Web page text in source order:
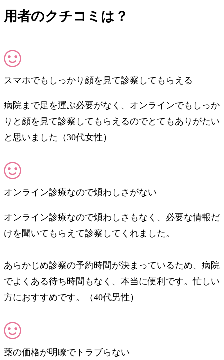
用者のクチコミは？
スマホでもしっかり顔を見て診察してもらえる
病院まで足を運ぶ必要がなく、オンラインでもしっか
りと顔を見て診察してもらえるのでとてもありがたい
と思いました（30代女性）
オンライン診療なので煩わしさがない
オンライン診療なので煩わしさもなく、必要な情報だ
けを聞いてもらえて診察してくれました。
あらかじめ診察の予約時間が決まっているため、病院
でよくある待ち時間もなく、本当に便利です。忙しい
方におすすめです。（40代男性）
薬の価格が明瞭でトラブらない